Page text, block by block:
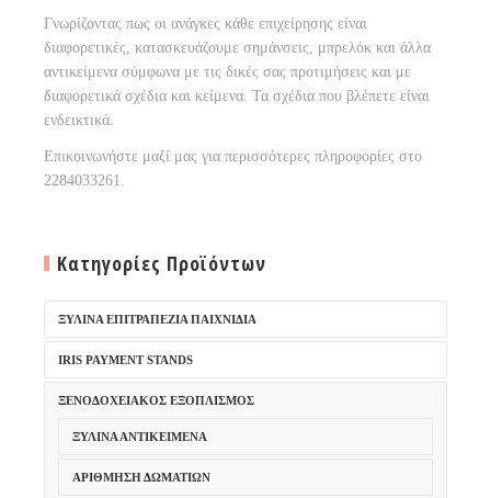
λίστα
επιθυμιών
Γνωρίζοντας πως οι ανάγκες κάθε επιχείρησης είναι
διαφορετικές, κατασκευάζουμε σημάνσεις, μπρελόκ και άλλα
αντικείμενα σύμφωνα με τις δικές σας προτιμήσεις και με
διαφορετικά σχέδια και κείμενα. Τα σχέδια που βλέπετε είναι
ενδεικτικά.
Επικοινωνήστε μαζί μας για περισσότερες πληροφορίες στο
2284033261.
Κατηγορίες Προϊόντων
ΞΎΛΙΝΑ ΕΠΙΤΡΑΠΈΖΙΑ ΠΑΙΧΝΊΔΙΑ
IRIS PAYMENT STANDS
ΞΕΝΟΔΟΧΕΙΑΚΌΣ ΕΞΟΠΛΙΣΜΌΣ
ΞΎΛΙΝΑ ΑΝΤΙΚΕΊΜΕΝΑ
ΑΡΊΘΜΗΣΗ ΔΩΜΑΤΊΩΝ